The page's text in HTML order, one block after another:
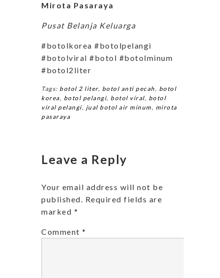
Mirota Pasaraya
Pusat Belanja Keluarga
#botolkorea #botolpelangi
#botolviral #botol #botolminum
#botol2liter
Tags: botol 2 liter, botol anti pecah, botol
korea, botol pelangi, botol viral, botol
viral pelangi, jual botol air minum, mirota
pasaraya
Leave a Reply
Your email address will not be
published. Required fields are
marked *
Comment *